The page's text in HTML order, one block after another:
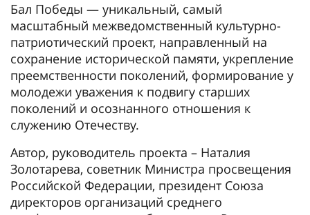
Бал Победы — уникальный, самый
масштабный межведомственный культурно-
патриотический проект, направленный на
сохранение исторической памяти, укрепление
преемственности поколений, формирование у
молодежи уважения к подвигу старших
поколений и осознанного отношения к
служению Отечеству.
Автор, руководитель проекта – Наталия
Золотарева, советник Министра просвещения
Российской Федерации, президент Союза
директоров организаций среднего